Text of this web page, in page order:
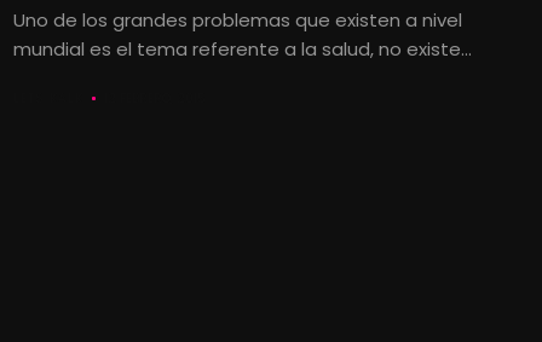
Uno de los grandes problemas que existen a nivel
mundial es el tema referente a la salud, no existe...